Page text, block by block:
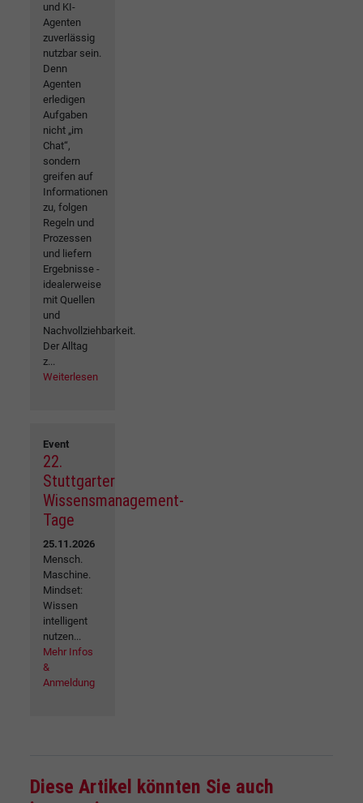
und KI-
Agenten
zuverlässig
nutzbar sein.
Denn
Agenten
erledigen
Aufgaben
nicht „im
Chat“,
sondern
greifen auf
Informationen
zu, folgen
Regeln und
Prozessen
und liefern
Ergebnisse -
idealerweise
mit Quellen
und
Nachvollziehbarkeit.
Der Alltag
z...
Weiterlesen
Event
22.
Stuttgarter
Wissensmanagement-
Tage
25.11.2026
Mensch.
Maschine.
Mindset:
Wissen
intelligent
nutzen...
Mehr Infos
&
Anmeldung
Diese Artikel könnten Sie auch